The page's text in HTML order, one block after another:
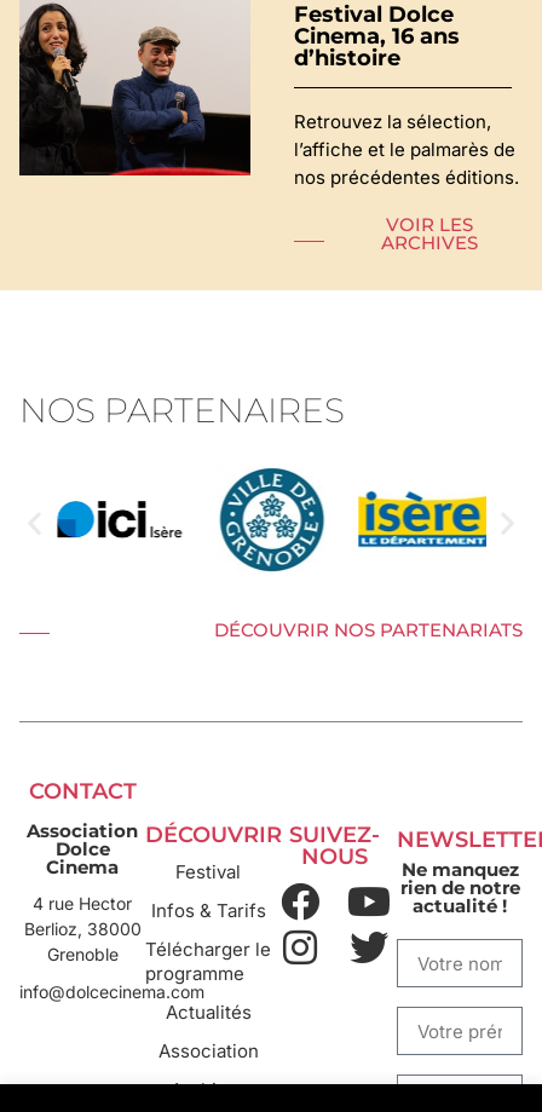
Festival Dolce
Cinema, 16 ans
d’histoire
Retrouvez la sélection,
l’affiche et le palmarès de
nos précédentes éditions.
VOIR LES
ARCHIVES
NOS PARTENAIRES
DÉCOUVRIR NOS PARTENARIATS
CONTACT
Association
Dolce
Cinema
4 rue Hector
Berlioz, 38000
Grenoble
info@dolcecinema.com
DÉCOUVRIR
Festival
Infos & Tarifs
Télécharger le
programme
Actualités
Association
Archives
SUIVEZ-
NOUS
Ne manquez
rien de notre
actualité !